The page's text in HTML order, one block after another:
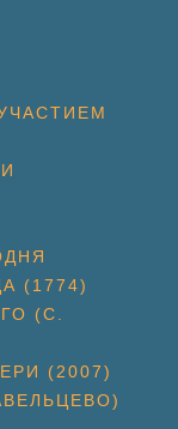
(1774)
(С.
(2007)